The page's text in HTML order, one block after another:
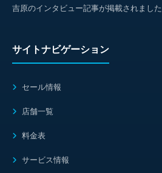
吉原のインタビュー記事が掲載されました
サイトナビゲーション
セール情報
店舗一覧
料金表
サービス情報